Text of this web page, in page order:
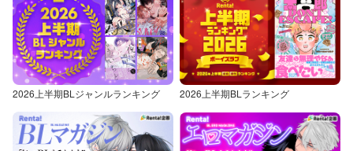
2026上半期BLジャンルランキング 2026上半期BLランキング